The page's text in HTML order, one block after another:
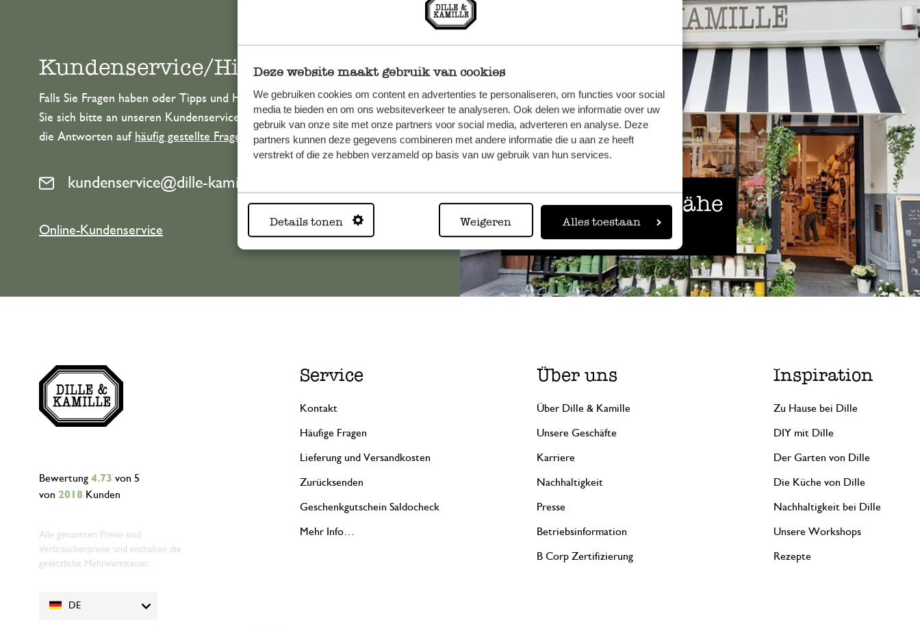
Deze website maakt gebruik van cookies
We gebruiken cookies om content en advertenties te personaliseren, om functies voor social
media te bieden en om ons websiteverkeer te analyseren. Ook delen we informatie over uw
gebruik van onze site met onze partners voor social media, adverteren en analyse. Deze
partners kunnen deze gegevens combineren met andere informatie die u aan ze heeft
verstrekt of die ze hebben verzameld op basis van uw gebruik van hun services.
Details tonen Weigeren Alles toestaan
Immer in der Nähe
Alle 62 Geschäfte anzeigen
Kundenservice/Hilfe
Falls Sie Fragen haben oder Tipps und Hilfe brauchen, wenden
Sie sich bitte an unseren Kundenservice. Oder lesen Sie hier
die Antworten auf häufig gestellte Fragen
kundenservice@dille-kamille.de
Online-Kundenservice
DE
Bewertung 4.73 von 5
von 2018 Kunden
Alle genannten Preise sind
Verbraucherpreise und enthalten die
gesetzliche Mehrwertsteuer.
Service
Kontakt
Häufige Fragen
Lieferung und Versandkosten
Zurücksenden
Geschenkgutschein Saldocheck
Mehr Info…
Über uns
Über Dille & Kamille
Unsere Geschäfte
Karriere
Nachhaltigkeit
Presse
Betriebsinformation
B Corp Zertifizierung
Inspiration
Zu Hause bei Dille
DIY mit Dille
Der Garten von Dille
Die Küche von Dille
Nachhaltigkeit bei Dille
Unsere Workshops
Rezepte